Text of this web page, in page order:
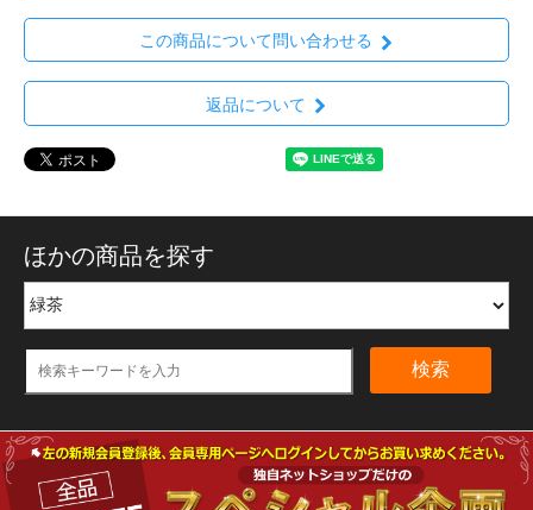
この商品について問い合わせる
返品について
ほかの商品を探す
検索